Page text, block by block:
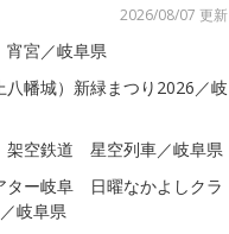
2026/08/07 更新
宮／岐阜県
八幡城）新緑まつり2026／岐
空鉄道 星空列車／岐阜県
ター岐阜 日曜なかよしクラ
岐阜県